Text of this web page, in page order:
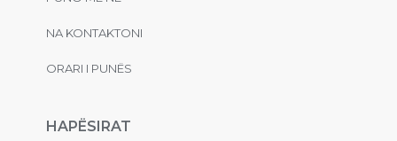
NA KONTAKTONI
ORARI I PUNËS
HAPËSIRAT